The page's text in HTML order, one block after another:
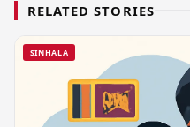
RELATED STORIES
SINHALA